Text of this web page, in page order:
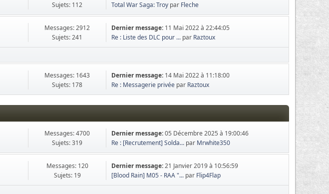
Sujets: 112
Total War Saga: Troy par Fleche
Messages: 2912
Sujets: 241
Dernier message: 11 Mai 2022 à 22:44:05
Re : Liste des DLC pour ... par Raztoux
Messages: 1643
Sujets: 178
Dernier message: 14 Mai 2022 à 11:18:00
Re : Messagerie privée par Raztoux
Messages: 4700
Sujets: 319
Dernier message:05 Décembre 2025 à 19:00:46
Re : [Recrutement] Solda... par Mrwhite350
Messages: 120
Sujets: 19
Dernier message:21 Janvier 2019 à 10:56:59
[Blood Rain] M05 - RAA "... par Flip4Flap